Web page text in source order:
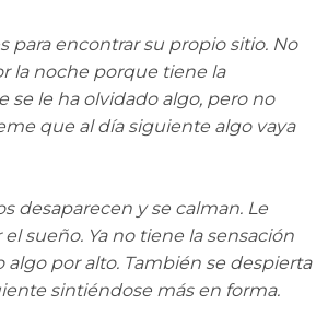
para encontrar su propio sitio. No
la noche porque tiene la
se le ha olvidado algo, pero no
que al día siguiente algo vaya
desaparecen y se calman. Le
sueño. Ya no tiene la sensación
algo por alto. También se despierta
sintiéndose más en forma.